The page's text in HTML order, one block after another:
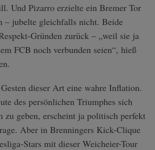
Und Pizarro erzielte ein Bremer Tor
– jubelte gleichfalls nicht. Beide
Gründen zurück – „weil sie ja
FCB noch verbunden seien“, hieß
dieser Art eine wahre Inflation.
des persönlichen Triumphes sich
zu geben, erscheint ja politisch perfekt
Aber in Brenningers Kick-Clique
Stars mit dieser Weicheier-Tour